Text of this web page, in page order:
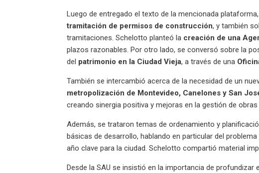
Luego de entregado el texto de la mencionada
tramitación de permisos de construcción, y también
tramitaciones. Schelotto planteó la creación de una
plazos razonables. Por otro lado, se conversó sobre la
del patrimonio en la Ciudad Vieja, a través de una
También se intercambió acerca de la necesidad de un
metropolización de Montevideo, Canelones y San
creando sinergia positiva y mejoras en la gestión de
Además, se trataron temas de ordenamiento y
básicas de desarrollo, hablando en particular del problema
año clave para la ciudad. Schelotto compartió material
Desde la SAU se insistió en la importancia de profundizar